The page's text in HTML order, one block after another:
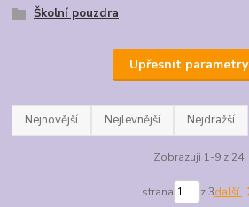
Školní pouzdra
Upřesnit parametry
Nejnovější Nejlevnější Nejdražší
Zobrazuji 1-9 z 24
strana z 3další